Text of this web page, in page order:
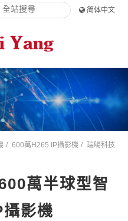
简体中文
600萬H265 IP攝影機 瑞暘科技
萬半球型智
影機